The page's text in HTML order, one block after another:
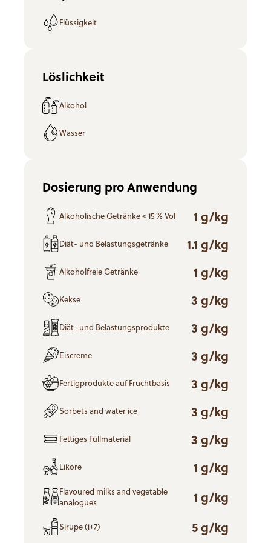
Flüssigkeit
Löslichkeit
Alkohol
Wasser
Dosierung pro Anwendung
Alkoholische Getränke < 15 % Vol 1 g/kg
Diät- und Belastungsgetränke 1.1 g/kg
Alkoholfreie Getränke 1 g/kg
Kekse 3 g/kg
Diät- und Belastungsprodukte 3 g/kg
Eiscreme 3 g/kg
Fertigprodukte auf Fruchtbasis 3 g/kg
Sorbets and water ice 3 g/kg
Fettiges Füllmaterial 3 g/kg
Liköre 1 g/kg
Flavoured milks and vegetable
analogues
1 g/kg
Sirupe (1+7) 5 g/kg